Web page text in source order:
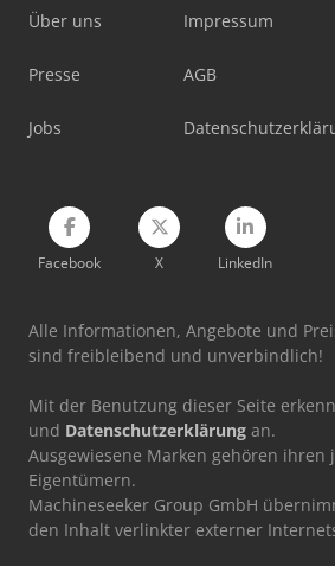
Spinner U5-1530 Compact
Spinner Vc750
Spinner Vc850
Über uns
Presse
Jobs
Impressum
AGB
Facebook X LinkedIn
Alle Informationen, Angebote und
sind freibleibend und unverbindlich!
Mit der Benutzung dieser Seite
und Datenschutzerklärung an.
Ausgewiesene Marken gehören ihren
Eigentümern.
Machineseeker Group GmbH
den Inhalt verlinkter externer